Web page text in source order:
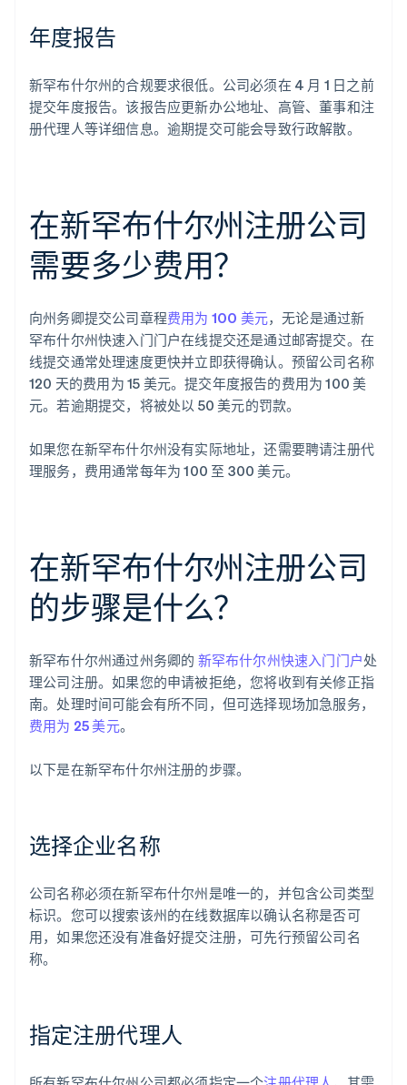
年度报告
新罕布什尔州的合规要求很低。公司必须在 4 月 1 日之前
提交年度报告。该报告应更新办公地址、高管、董事和注
册代理人等详细信息。逾期提交可能会导致行政解散。
在新罕布什尔州注册公司
需要多少费用？
向州务卿提交公司章程费用为 100 美元，无论是通过新
罕布什尔州快速入门门户在线提交还是通过邮寄提交。在
线提交通常处理速度更快并立即获得确认。预留公司名称
120 天的费用为 15 美元。提交年度报告的费用为 100 美
元。若逾期提交，将被处以 50 美元的罚款。
如果您在新罕布什尔州没有实际地址，还需要聘请注册代
理服务，费用通常每年为 100 至 300 美元。
在新罕布什尔州注册公司
的步骤是什么？
新罕布什尔州通过州务卿的 新罕布什尔州快速入门门户处
理公司注册。如果您的申请被拒绝，您将收到有关修正指
南。处理时间可能会有所不同，但可选择现场加急服务，
费用为 25 美元。
以下是在新罕布什尔州注册的步骤。
选择企业名称
公司名称必须在新罕布什尔州是唯一的，并包含公司类型
标识。您可以搜索该州的在线数据库以确认名称是否可
用，如果您还没有准备好提交注册，可先行预留公司名
称。
指定注册代理人